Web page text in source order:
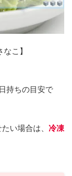
こ】
持ちの目安で
い場合は、 冷凍